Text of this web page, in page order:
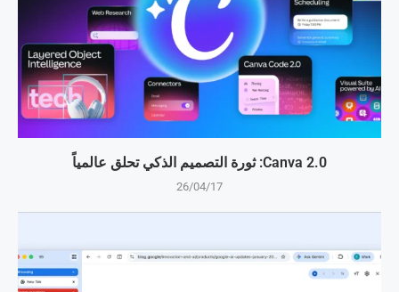
Canva 2.0: ثورة التصميم الذكي تحلق عالمياً
26/04/17